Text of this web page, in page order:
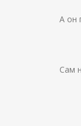
А он
Не
Сам